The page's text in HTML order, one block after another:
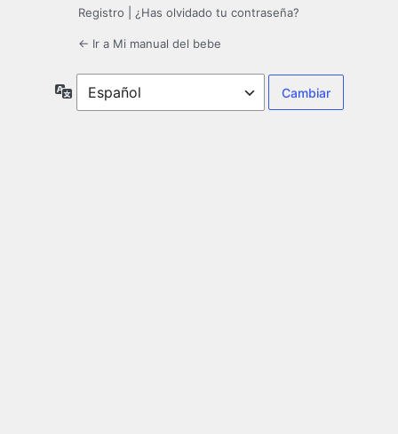
Registro ¿Has olvidado tu contraseña?
← Ir a Mi manual del bebe
Idioma